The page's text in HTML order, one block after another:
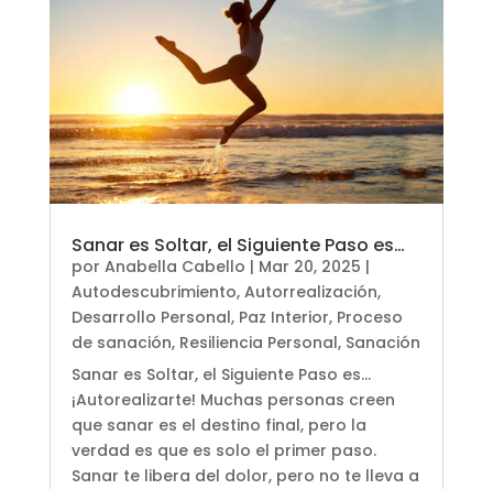
Sanar es Soltar, el Siguiente Paso es…
por Anabella Cabello | Mar 20, 2025 |
Autodescubrimiento, Autorrealización,
Desarrollo Personal, Paz Interior, Proceso
de sanación, Resiliencia Personal, Sanación
Sanar es Soltar, el Siguiente Paso es...
¡Autorealizarte! Muchas personas creen
que sanar es el destino final, pero la
verdad es que es solo el primer paso.
Sanar te libera del dolor, pero no te lleva a